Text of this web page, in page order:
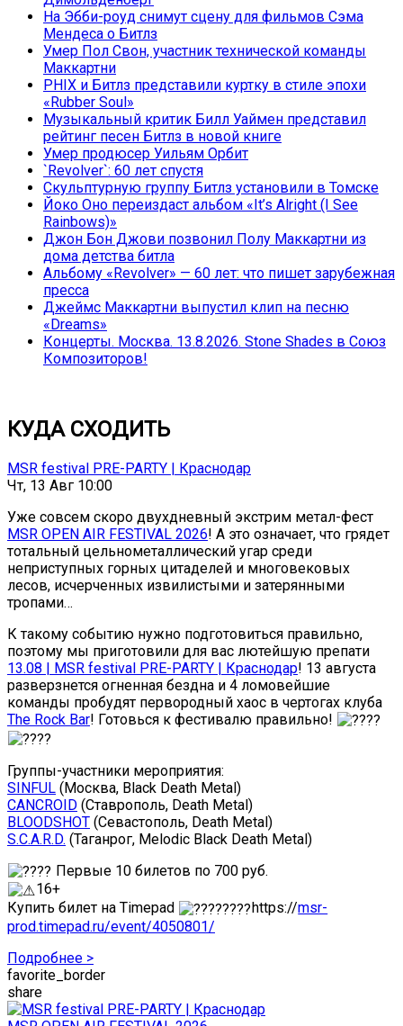
На Эбби-роуд снимут сцену для фильмов Сэма
Мендеса о Битлз
Умер Пол Свон, участник технической команды
Маккартни
PHIX и Битлз представили куртку в стиле эпохи
«Rubber Soul»
Музыкальный критик Билл Уаймен представил
рейтинг песен Битлз в новой книге
Умер продюсер Уильям Орбит
`Revolver`: 60 лет спустя
Скульптурную группу Битлз установили в Томске
Йоко Оно переиздаст альбом «It’s Alright (I See
Rainbows)»
Джон Бон Джови позвонил Полу Маккартни из
дома детства битла
Альбому «Revolver» — 60 лет: что пишет зарубежная
пресса
Джеймс Маккартни выпустил клип на песню
«Dreams»
Концерты. Москва. 13.8.2026. Stone Shades в Союз
Композиторов!
КУДА СХОДИТЬ
MSR festival PRE-PARTY | Краснодар
Чт, 13 Авг 10:00
Уже совсем скоро двухдневный экстрим метал-фест
MSR OPEN AIR FESTIVAL 2026! А это означает, что грядет
тотальный цельнометаллический угар среди
неприступных горных цитаделей и многовековых
лесов, исчерченных извилистыми и затерянными
тропами…
К такому событию нужно подготовиться правильно,
поэтому мы приготовили для вас лютейшую препати
13.08 | MSR festival PRE-PARTY | Краснодар! 13 августа
разверзнется огненная бездна и 4 ломовейшие
команды пробудят первородный хаос в чертогах клуба
The Rock Bar! Готовься к фестивалю правильно!
Группы-участники мероприятия:
SINFUL (Москва, Black Death Metal)
CANCROID (Ставрополь, Death Metal)
BLOODSHOT (Севастополь, Death Metal)
S.C.A.R.D. (Таганрог, Melodic Black Death Metal)
Первые 10 билетов по 700 руб.
16+
Купить билет на Timepad
https://msr-
prod.timepad.ru/event/4050801/
Подробнее >
favorite_border
share